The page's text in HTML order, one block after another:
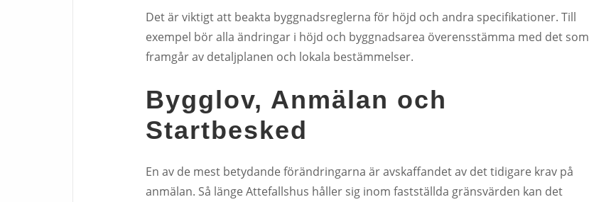
Det är viktigt att beakta byggnadsreglerna för höjd och andra specifikationer. Till
exempel bör alla ändringar i höjd och byggnadsarea överensstämma med det som
framgår av detaljplanen och lokala bestämmelser.
Bygglov, Anmälan och
Startbesked
En av de mest betydande förändringarna är avskaffandet av det tidigare krav på
anmälan. Så länge Attefallshus håller sig inom fastställda gränsvärden kan det